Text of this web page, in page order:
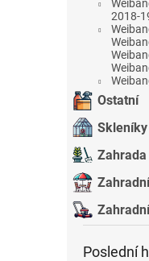
2018-
Ostatní
Skleníky
Zahrada
Poslední